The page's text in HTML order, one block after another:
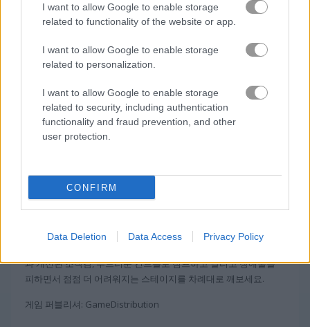
I want to allow Google to enable storage
related to functionality of the website or app.
I want to allow Google to enable storage
related to personalization.
I want to allow Google to enable storage
related to security, including authentication
functionality and fraud prevention, and other
user protection.
CONFIRM
Data Deletion Data Access Privacy Policy
클래식 스킬 도전
데스크톱이나 모바일에서 바로 켜서 할 수 있는 이 클래식 모드
과 개선된 조작감, 부드러운 컨트롤로 점프하고 달리고 장애물을
피하면서 점점 더 어려워지는 스테이지를 차례대로 깨보세요.
게임 퍼블리셔: GameDistribution